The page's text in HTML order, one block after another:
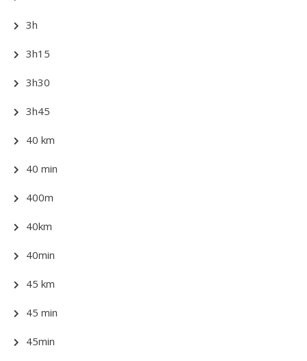
3h
3h15
3h30
3h45
40 km
40 min
400m
40km
40min
45 km
45 min
45min